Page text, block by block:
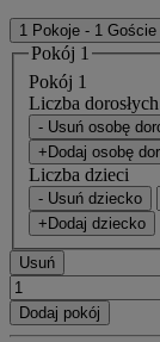
1 Pokoje - 1 Goście
Pokój 1
Pokój 1
Liczba dorosłych
- Usuń osobę
+Dodaj osobę
Liczba dzieci
- Usuń dziecko
+Dodaj dziecko
Usuń
Dodaj pokój